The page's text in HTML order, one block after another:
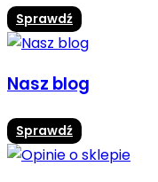
Sprawdź
Nasz blog
Sprawdź